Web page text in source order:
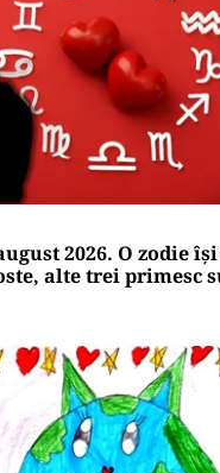
2026. O zodie
alte trei primesc